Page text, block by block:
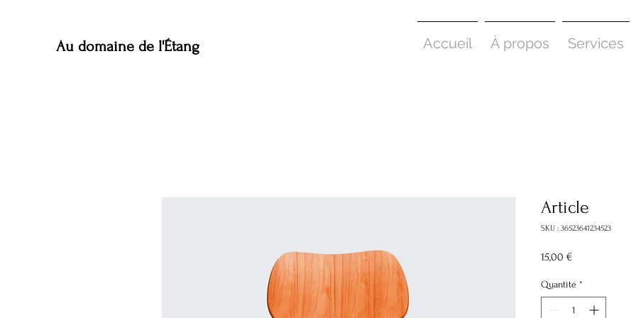
Au domaine de l'Étang Accueil À propos Services
Article
SKU : 36523641234523
15,00 €
Quantité *